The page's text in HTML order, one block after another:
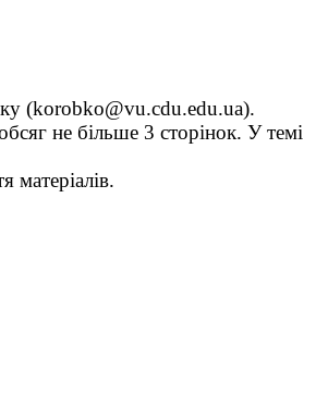
(korobko@vu.cdu.edu.ua).
не більше 3 сторінок. У темі
матеріалів.